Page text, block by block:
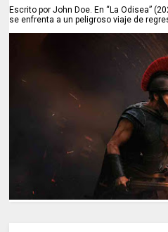
Escrito por John Doe. En “La Odisea”
se enfrenta a un peligroso viaje de